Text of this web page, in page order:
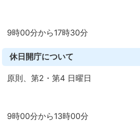
9時00分から17時30分
休日開庁について
原則、第2・第4 日曜日
9時00分から13時00分